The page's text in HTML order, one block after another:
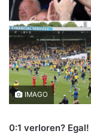
IMAGO
0:1 verloren?